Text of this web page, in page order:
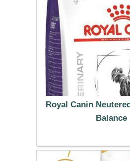
Royal Canin
Balance
29.99 €